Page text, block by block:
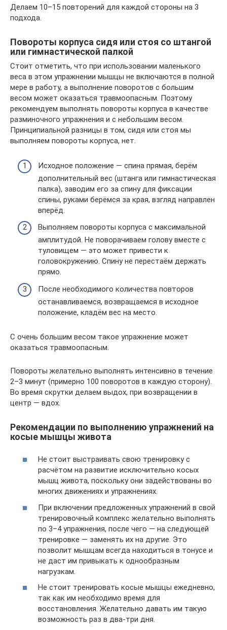
Делаем 10–15 повторений для каждой стороны на 3
подхода.
Повороты корпуса сидя или стоя со штангой
или гимнастической палкой
Стоит отметить, что при использовании маленького
веса в этом упражнении мышцы не включаются в полной
мере в работу, а выполнение поворотов с большим
весом может оказаться травмоопасным. Поэтому
рекомендуем выполнять повороты корпуса в качестве
разминочного упражнения и с небольшим весом.
Принципиальной разницы в том, сидя или стоя мы
выполняем повороты корпуса, нет.
Исходное положение — спина прямая, берём
дополнительный вес (штанга или гимнастическая
палка), заводим его за спину для фиксации
спины, руками берёмся за края, взгляд направлен
вперёд.
Выполняем повороты корпуса с максимальной
амплитудой. Не поворачиваем голову вместе с
туловищем — это может привести к
головокружению. Спину не перестаём держать
прямо.
После необходимого количества повторов
останавливаемся, возвращаемся в исходное
положение, кладём вес на место.
С очень большим весом такое упражнение может
оказаться травмоопасным.
Повороты желательно выполнять интенсивно в течение
2–3 минут (примерно 100 поворотов в каждую сторону).
Во время скрутки делаем выдох, при возвращении в
центр — вдох.
Рекомендации по выполнению упражнений на
косые мышцы живота
Не стоит выстраивать свою тренировку с
расчётом на развитие исключительно косых
мышц живота, поскольку они задействованы во
многих движениях и упражнениях.
При включении предложенных упражнений в свой
тренировочный комплекс желательно выполнять
по 3–4 упражнения, после чего — на следующей
тренировке — заменять их на другие. Это
позволит мышцам всегда находиться в тонусе и
не даст им привыкать к однообразным
нагрузкам.
Не стоит тренировать косые мышцы ежедневно,
так как им необходимо время для
восстановления. Желательно давать им такую
возможность раз в два-три дня.